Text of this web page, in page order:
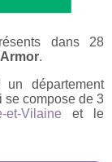
dans 28
.
un département
se compose de 3
et-Vilaine et le